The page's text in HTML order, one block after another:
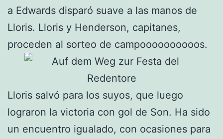
a Edwards disparó suave a las manos de
Lloris. Lloris y Henderson, capitanes,
proceden al sorteo de campoooooooooos.
Lloris salvó para los suyos, que luego
lograron la victoria con gol de Son. Ha sido
un encuentro igualado, con ocasiones para